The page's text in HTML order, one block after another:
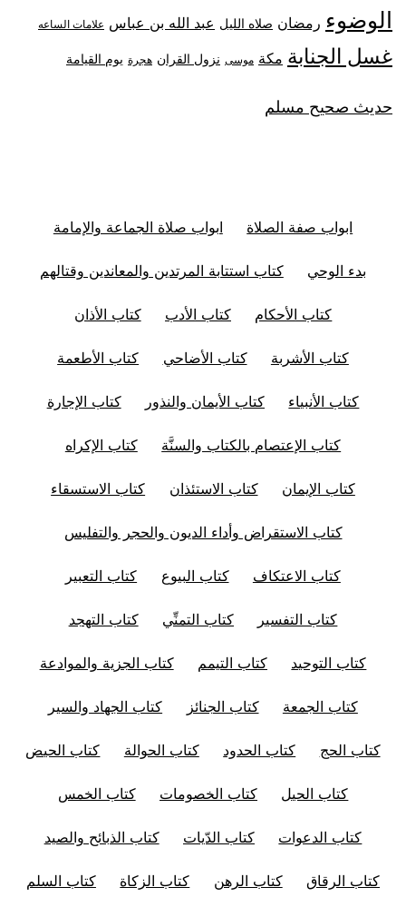
الوضوء رمضان صلاه الليل عبد الله بن عباس علامات الساعه
غسل الجنابة مكة موسى نزول القران هجرة يوم القيامة
حديث صحيح مسلم
ابواب صفة الصلاة ابواب صلاة الجماعة والإمامة
بدء الوحي كتاب استتابة المرتدين والمعاندين وقتالهم
كتاب الأحكام كتاب الأدب كتاب الأذان
كتاب الأشربة كتاب الأضاحي كتاب الأطعمة
كتاب الأنبياء كتاب الأيمان والنذور كتاب الإجارة
كتاب الإعتصام بالكتاب والسنَّة كتاب الإكراه
كتاب الإيمان كتاب الاستئذان كتاب الاستسقاء
كتاب الاستقراض وأداء الديون والحجر والتفليس
كتاب الاعتكاف كتاب البيوع كتاب التعبير
كتاب التفسير كتاب التمنِّي كتاب التهجد
كتاب التوحيد كتاب التيمم كتاب الجزية والموادعة
كتاب الجمعة كتاب الجنائز كتاب الجهاد والسير
كتاب الحج كتاب الحدود كتاب الحوالة كتاب الحيض
كتاب الحيل كتاب الخصومات كتاب الخمس
كتاب الدعوات كتاب الدّيات كتاب الذبائح والصيد
كتاب الرقاق كتاب الرهن كتاب الزكاة كتاب السلم